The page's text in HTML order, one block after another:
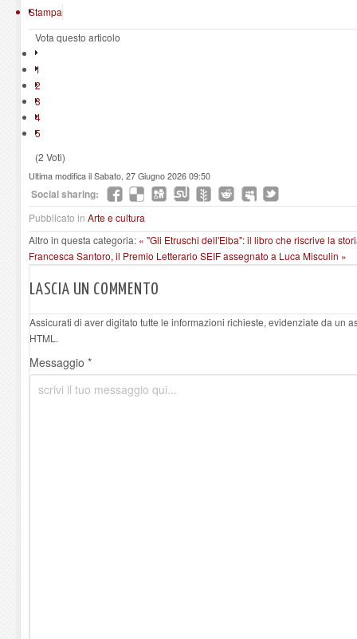
Stampa
Vota questo articolo
1
2
3
4
5
(2 Voti)
Ultima modifica il Sabato, 27 Giugno 2026 09:50
Social sharing:
Pubblicato in Arte e cultura
Altro in questa categoria: « "Gli Etruschi dell'Elba": il libro che riscrive la
Francesca Santoro, il Premio Letterario SEIF assegnato a Luca Misculin »
LASCIA UN COMMENTO
Assicurati di aver digitato tutte le informazioni richieste, evidenziate da un
HTML.
Messaggio *